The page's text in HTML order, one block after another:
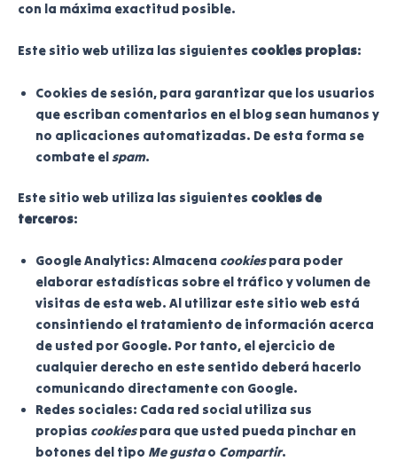
con la máxima exactitud posible.
Este sitio web utiliza las siguientes cookies propias:
Cookies de sesión, para garantizar que los usuarios
que escriban comentarios en el blog sean humanos y
no aplicaciones automatizadas. De esta forma se
combate elspam.
Este sitio web utiliza las siguientes cookies de
terceros:
Google Analytics: Almacena cookiespara poder
elaborar estadísticas sobre el tráfico y volumen de
visitas de esta web. Al utilizar este sitio web está
consintiendo el tratamiento de información acerca
de usted por Google. Por tanto, el ejercicio de
cualquier derecho en este sentido deberá hacerlo
comunicando directamente con Google.
Redes sociales: Cada red social utiliza sus
propias cookiespara que usted pueda pinchar en
botones del tipo Me gustao Compartir.